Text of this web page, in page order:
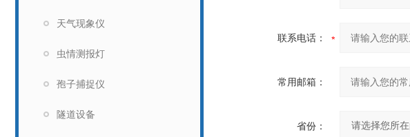
天气现象仪
虫情测报灯
孢子捕捉仪
隧道设备
联系电话：
常用邮箱：
省份：